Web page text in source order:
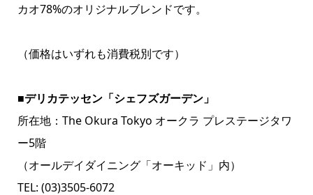
カオ78%のオリジナルブレンドです。
（価格はいずれも消費税別です）
■デリカテッセン「シェフズガーデン」
所在地：The Okura Tokyo オークラ プレステージタワ
ー5階
（オールデイダイニング「オーキッド」内）
TEL: (03)3505-6072